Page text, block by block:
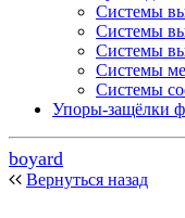
Системы
Системы
Системы
Системы
Системы
Упоры-защёлки
boyard
Вернуться назад